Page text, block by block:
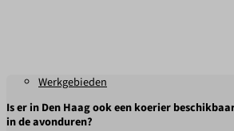
Werkgebieden
Is er in Den Haag ook een koerier
in de avonduren?